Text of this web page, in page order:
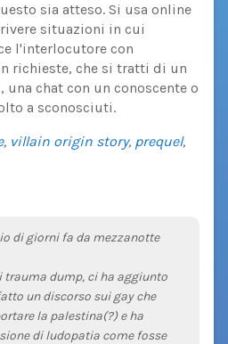
sia atteso. Si usa online
situazioni in cui
l'interlocutore con
richieste, che si tratti di un
chat con un conoscente o
a sconosciuti.
, villain origin story, prequel,
di giorni fa da mezzanotte
trauma dump, ci ha aggiunto
un discorso sui gay che
la palestina(?) e ha
di ludopatia come fosse